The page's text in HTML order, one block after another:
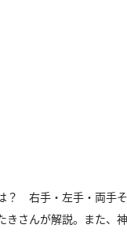
？ 右手・左手・両手
きさんが解説。また、